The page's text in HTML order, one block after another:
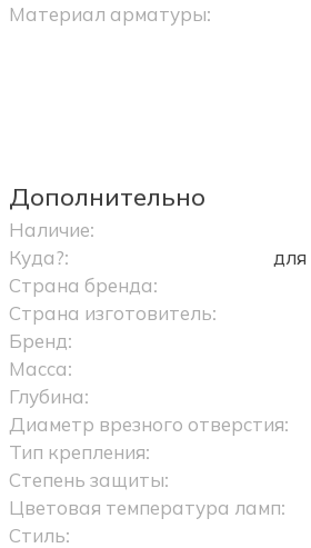
Материал арматуры:
Дополнительно
Наличие:
Куда?:
Страна бренда:
Страна изготовитель:
Бренд:
Масса:
Глубина:
Диаметр врезного отверстия:
Тип крепления:
Степень защиты:
Цветовая температура ламп:
Стиль: